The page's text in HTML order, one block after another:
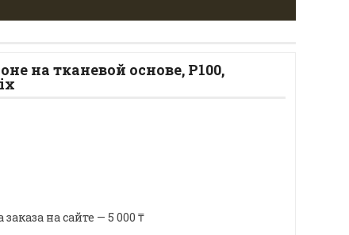
на тканевой основе, P100,
на сайте — 5 000 ₸